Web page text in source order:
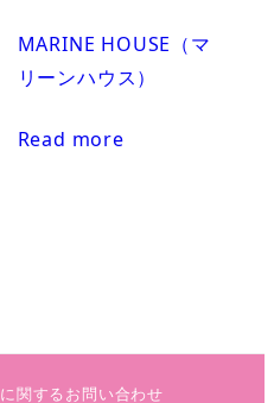
MARINE HOUSE（マ
リーンハウス）
Read more
関するお問い合わせ